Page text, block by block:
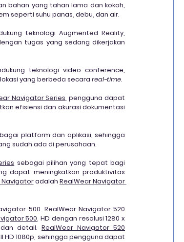
bahan yang tahan lama dan kokoh,
seperti suhu panas, debu, dan air.
teknologi Augmented Reality,
tugas yang sedang dikerjakan
teknologi video conference,
yang berbeda secara real-time.
Navigator Series, pengguna dapat
efisiensi dan akurasi dokumentasi
platform dan aplikasi, sehingga
sudah ada di perusahaan.
sebagai pilihan yang tepat bagi
dapat meningkatkan produktivitas
Navigator adalah RealWear Navigator
500. RealWear Navigator 520
500, HD dengan resolusi 1280 x
dan detail. RealWear Navigator 520
1080p, sehingga pengguna dapat